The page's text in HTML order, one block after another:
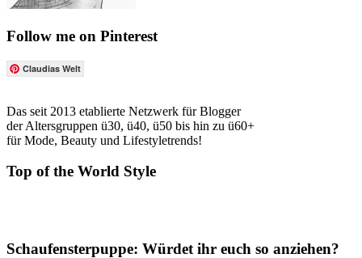
Follow me on Pinterest
Claudias Welt
Das seit 2013 etablierte Netzwerk für Blogger
der Altersgruppen ü30, ü40, ü50 bis hin zu ü60+
für Mode, Beauty und Lifestyletrends!
Top of the World Style
Schaufensterpuppe: Würdet ihr euch so anziehen?